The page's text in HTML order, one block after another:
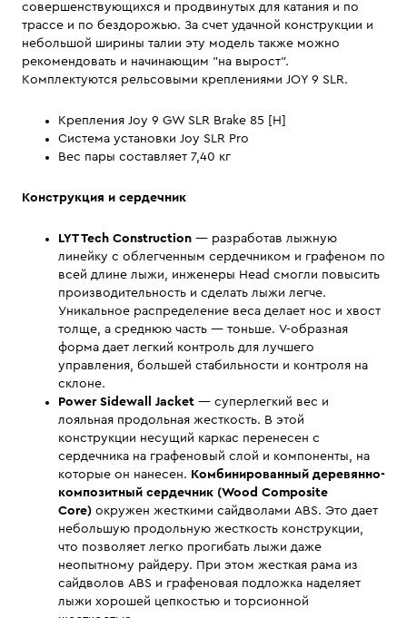
совершенствующихся и продвинутых для катания и по
трассе и по бездорожью. За счет удачной конструкции и
небольшой ширины талии эту модель также можно
рекомендовать и начинающим "на вырост".
Комплектуются рельсовыми креплениями JOY 9 SLR.
Крепления Joy 9 GW SLR Brake 85 [H]
Система установки Joy SLR Pro
Вес пары составляет 7,40 кг
Конструкция и сердечник
LYT Tech Construction — разработав лыжную
линейку с облегченным сердечником и графеном по
всей длине лыжи, инженеры Head смогли повысить
производительность и сделать лыжи легче.
Уникальное распределение веса делает нос и хвост
толще, а среднюю часть — тоньше. V-образная
форма дает легкий контроль для лучшего
управления, большей стабильности и контроля на
склоне.
Power Sidewall Jacket — суперлегкий вес и
лояльная продольная жесткость. В этой
конструкции несущий каркас перенесен с
сердечника на графеновый слой и компоненты, на
которые он нанесен. Комбинированный деревянно-
композитный сердечник (Wood Composite
Core) окружен жесткими сайдволами ABS. Это дает
небольшую продольную жесткость конструкции,
что позволяет легко прогибать лыжи даже
неопытному райдеру. При этом жесткая рама из
сайдволов ABS и графеновая подложка наделяет
лыжи хорошей цепкостью и торсионной